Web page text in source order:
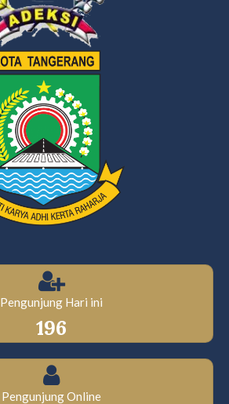
Pengunjung Hari ini
196
Pengunjung Online